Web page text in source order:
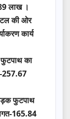
लाख ।
की ओर
कार्य
का
257.67
फुटपाथ
165.84